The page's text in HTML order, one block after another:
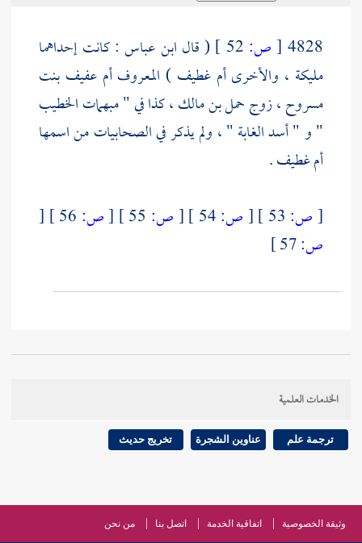
4828
[ص: ( قال ابن عباس : كانت إحداهما
مليكة ، والأخرىأم غطيف ) المعروفأم عفيف بنت
مسروح ،زوجحمل بن مالك ،كذا في " مبهماتالخطيب
" و " أسد الغابة " ، ولم يذكر في الصحابيات من اسمها
أم غطيف.
[ص: [ص: [ص: [ص:
[
ص:
الخدمات العلمية
ترجمة علم عناوين الشجرة تخريج حديث
وثيقة الخصوصية اتفاقية الخدمة اتصل بنا من نحن